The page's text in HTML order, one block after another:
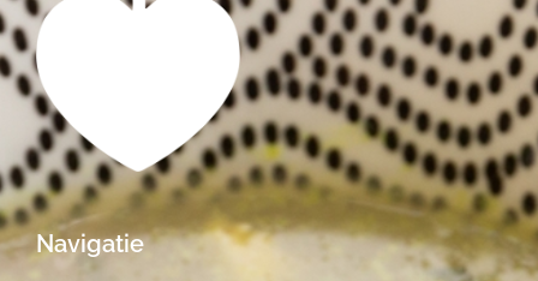
Navigatie